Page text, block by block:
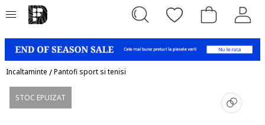
Incaltaminte /Pantofi sport si tenisi
STOC EPUIZAT